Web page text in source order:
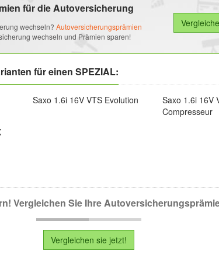
für die Autoversicherung
wechseln? Autoversicherungsprämien
wechseln und Prämien sparen!
für einen SPEZIAL:
Saxo 1.6i 16V VTS Evolution
Saxo 1.6i 16V
Compresseur
Vergleichen Sie Ihre
Vergleichen sie jetzt!